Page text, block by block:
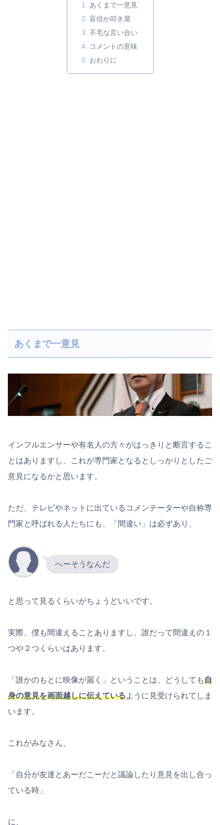
あくまで一意見
盲信か叩き屋
不毛な言い合い
コメントの意味
おわりに
あくまで一意見
インフルエンサーや有名人の方々がはっきりと断言するこ
とはありますし、これが専門家となるとしっかりとしたご
意見になるかと思います。
ただ、テレビやネットに出ているコメンテーターや自称専
門家と呼ばれる人たちにも、「間違い」は必ずあり、
へーそうなんだ
と思って見るくらいがちょうどいいです。
実際、僕も間違えることありますし、誰だって間違えの１
つや２つくらいはあります。
「誰かのもとに映像が届く」ということは、どうしても自
身の意見を画面越しに伝えているように見受けられてしま
います。
これがみなさん、
「自分が友達とあーだこーだと議論したり意見を出し合っ
ている時」
に、